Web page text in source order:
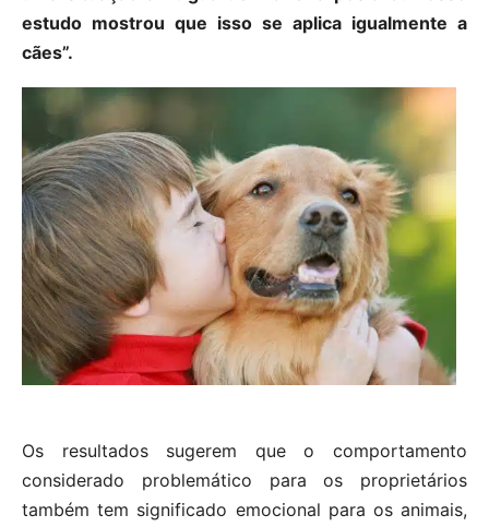
estudo mostrou que isso se aplica igualmente a
cães”.
Os resultados sugerem que o comportamento
considerado problemático para os proprietários
também tem significado emocional para os animais,